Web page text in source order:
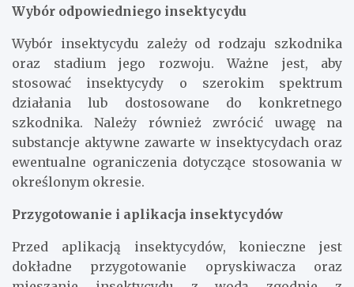
Wybór odpowiedniego insektycydu
Wybór insektycydu zależy od rodzaju szkodnika
oraz stadium jego rozwoju. Ważne jest, aby
stosować insektycydy o szerokim spektrum
działania lub dostosowane do konkretnego
szkodnika. Należy również zwrócić uwagę na
substancje aktywne zawarte w insektycydach oraz
ewentualne ograniczenia dotyczące stosowania w
określonym okresie.
Przygotowanie i aplikacja insektycydów
Przed aplikacją insektycydów, konieczne jest
dokładne przygotowanie opryskiwacza oraz